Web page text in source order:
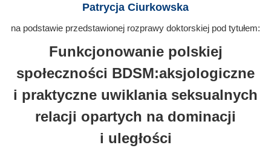
Patrycja Ciurkowska
na podstawie przedstawionej rozprawy doktorskiej pod tytułem:
Funkcjonowanie polskiej
społeczności BDSM:aksjologiczne
i praktyczne uwiklania seksualnych
relacji opartych na dominacji
i uległości